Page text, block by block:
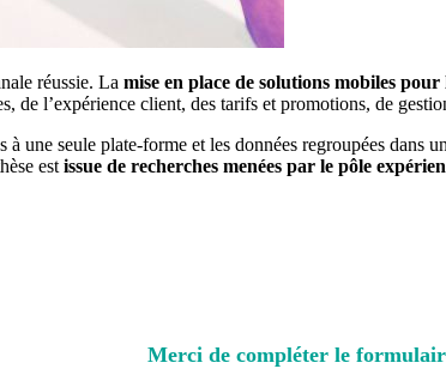
réussie. La mise en place de solutions mobiles pour
de l’expérience client, des tarifs et promotions, de
une seule plate-forme et les données regroupées dans
est issue de recherches menées par le pôle
Merci de compléter le